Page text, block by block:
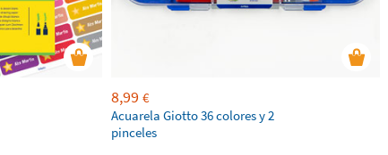
8,99 €
Acuarela Giotto 36 colores y 2
pinceles